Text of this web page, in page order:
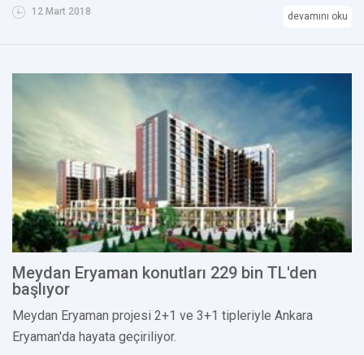
12 Mart 2018 devamını oku
Meydan Eryaman konutları 229 bin TL'den
başlıyor
Meydan Eryaman projesi 2+1 ve 3+1 tipleriyle Ankara
Eryaman'da hayata geçiriliyor.